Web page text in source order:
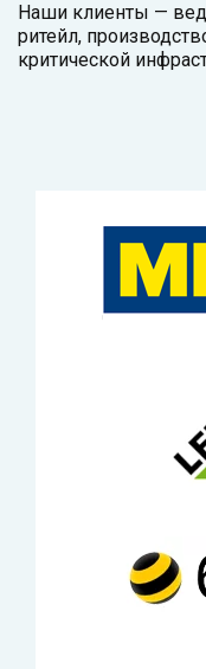
Наши клиенты —
ритейл,
критической